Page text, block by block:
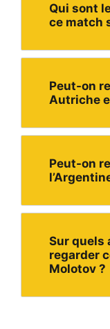
Qui sont
ce match
Peut-on
Autriche
Peut-on
Sur quels
regarder
Molotov ?